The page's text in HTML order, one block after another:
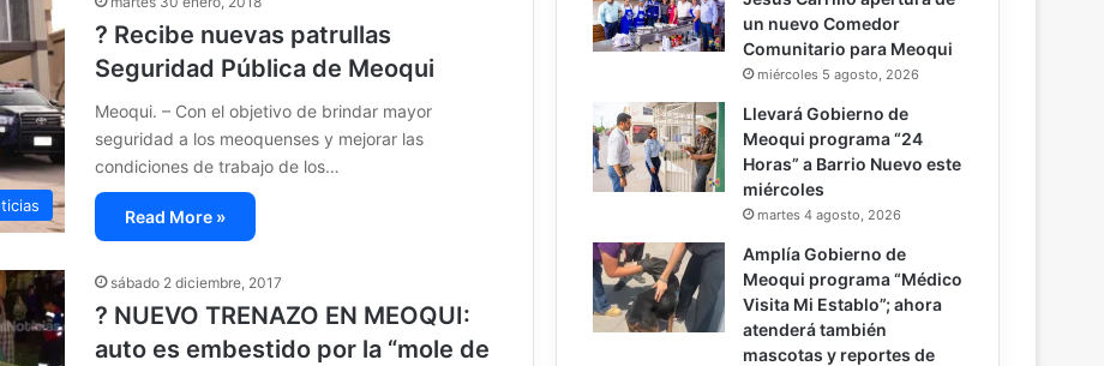
? Recibe nuevas patrullas
Seguridad Pública de Meoqui
Meoqui. – Con el objetivo de brindar mayor
seguridad a los meoquenses y mejorar las
condiciones de trabajo de los…
Read More »
sábado 2 diciembre, 2017
? NUEVO TRENAZO EN MEOQUI:
auto es embestido por la “mole de
un nuevo Comedor
Comunitario para Meoqui
miércoles 5 agosto, 2026
Llevará Gobierno de
Meoqui programa “24
Horas” a Barrio Nuevo este
miércoles
martes 4 agosto, 2026
Amplía Gobierno de
Meoqui programa “Médico
Visita Mi Establo”; ahora
atenderá también
mascotas y reportes de